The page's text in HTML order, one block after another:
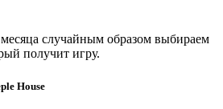
случайным образом выбираем
получит игру.
House